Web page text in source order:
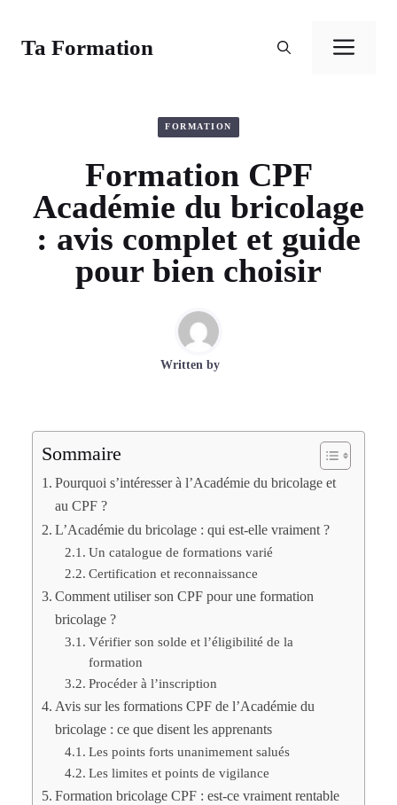
contenuTa Formation
FORMATION
Formation CPF
Académie du bricolage
: avis complet et guide
pour bien choisir
Written by
Sommaire
Pourquoi s’intéresser à l’Académie du bricolage et
au CPF ?
L’Académie du bricolage : qui est-elle vraiment ?
Un catalogue de formations varié
Certification et reconnaissance
Comment utiliser son CPF pour une formation
bricolage ?
Vérifier son solde et l’éligibilité de la
formation
Procéder à l’inscription
Avis sur les formations CPF de l’Académie du
bricolage : ce que disent les apprenants
Les points forts unanimement salués
Les limites et points de vigilance
Formation bricolage CPF : est-ce vraiment rentable